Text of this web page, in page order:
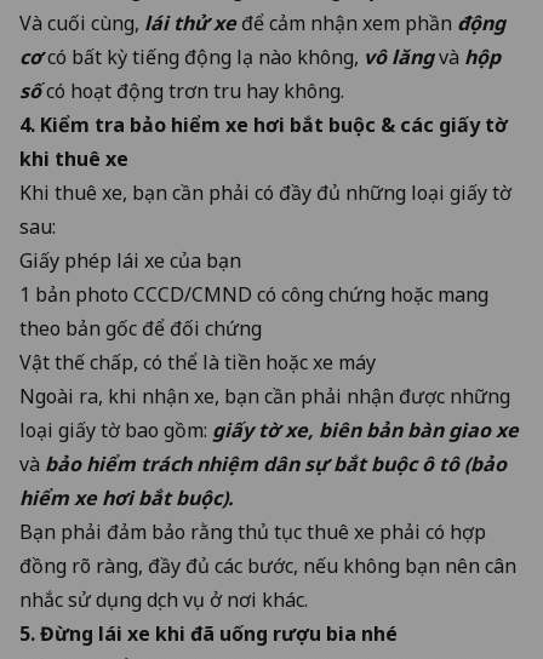
Và cuối cùng, lái thử xeđể cảm nhận xem phần động
cơcó bất kỳ tiếng động lạ nào không, vô lăngvà hộp
sốcó hoạt động trơn tru hay không.
4. Kiểm tra bảo hiểm xe hơi bắt buộc & các giấy tờ
khi thuê xe
Khi thuê xe, bạn cần phải có đầy đủ những loại giấy tờ
sau:
Giấy phép lái xe của bạn
1 bản photo CCCD/CMND có công chứng hoặc mang
theo bản gốc để đối chứng
Vật thế chấp, có thể là tiền hoặc xe máy
Ngoài ra, khi nhận xe, bạn cần phải nhận được những
loại giấy tờ bao gồm: giấy tờ xe, biên bản bàn giao xe
và bảo hiểm trách nhiệm dân sự bắt buộc ô tô (bảo
hiểm xe hơi bắt buộc).
Bạn phải đảm bảo rằng thủ tục thuê xe phải có hợp
đồng rõ ràng, đầy đủ các bước, nếu không bạn nên cân
nhắc sử dụng dịch vụ ở nơi khác.
5. Đừng lái xe khi đã uống rượu bia nhé